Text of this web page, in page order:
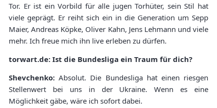
Tor. Er ist ein Vorbild für alle jugen Torhüter, sein Stil hat
viele geprägt. Er reiht sich ein in die Generation um Sepp
Maier, Andreas Köpke, Oliver Kahn, Jens Lehmann und viele
mehr. Ich freue mich ihn live erleben zu dürfen.
torwart.de: Ist die Bundesliga ein Traum für dich?
Shevchenko:Absolut. Die Bundesliga hat einen riesgen
Stellenwert bei uns in der Ukraine. Wenn es eine
Möglichkeit gäbe, wäre ich sofort dabei.